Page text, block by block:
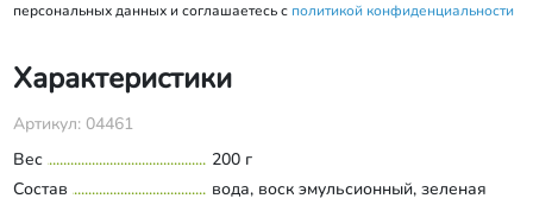
персональных данных и соглашаетесь с политикой конфиденциальности
Характеристики
Артикул: 04461
Вес
200 г
Состав
вода, воск эмульсионный, зеленая